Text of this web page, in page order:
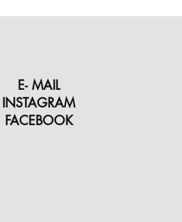
E- MAIL
INSTAGRAM
FACEBOOK